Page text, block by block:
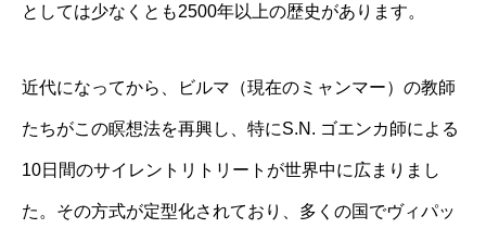
としては少なくとも2500年以上の歴史があります。
近代になってから、ビルマ（現在のミャンマー）の教師
たちがこの瞑想法を再興し、特にS.N. ゴエンカ師による
10日間のサイレントリトリートが世界中に広まりまし
た。その方式が定型化されており、多くの国でヴィパッ